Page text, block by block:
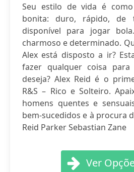
Seu estilo de vida é
bonita: duro, rápido,
disponível para jogar
charmoso e determinado.
Alex está disposto a ir?
fazer qualquer coisa
deseja? Alex Reid é o
R&S – Rico e Solteiro.
homens quentes e
bem-sucedidos e à procura
Reid Parker Sebastian Zane
Ver